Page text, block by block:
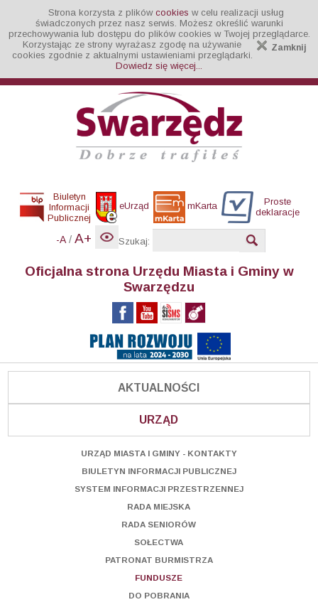
Strona korzysta z plików cookies w celu realizacji usług
świadczonych przez nasz serwis. Możesz określić warunki
przechowywania lub dostępu do plików cookies w Twojej przeglądarce.
Zamknij
Korzystając ze strony wyrażasz zgodę na używanie
cookies zgodnie z aktualnymi ustawieniami przeglądarki.
Dowiedz się więcej...
Biuletyn
Informacji
Publicznej
eUrząd mKarta
Proste
deklaracje
-A / A+ Szukaj:
Oficjalna strona Urzędu Miasta i Gminy w
Swarzędzu
AKTUALNOŚCI
URZĄD
URZĄD MIASTA I GMINY - KONTAKTY
BIULETYN INFORMACJI PUBLICZNEJ
SYSTEM INFORMACJI PRZESTRZENNEJ
RADA MIEJSKA
RADA SENIORÓW
SOŁECTWA
PATRONAT BURMISTRZA
FUNDUSZE
DO POBRANIA